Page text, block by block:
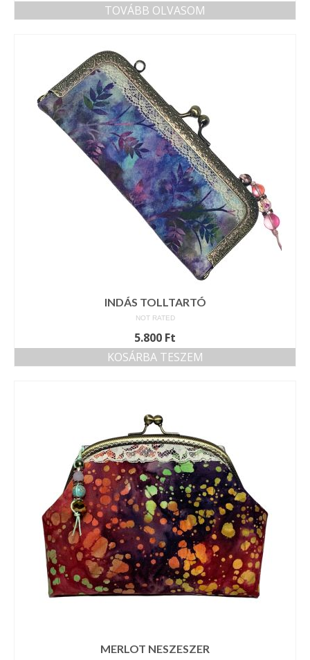
Vásárok, ahol velem is találkozhattál…
Alapanyagok, kellékek
A termékek tisztítása
Ellynor története
Adatkezelési tájékoztató
Általános Szerződési Feltételek
TOVÁBB OLVASOM
INDÁS TOLLTARTÓ
NOT RATED
5.800 Ft
KOSÁRBA TESZEM
MERLOT NESZESZER